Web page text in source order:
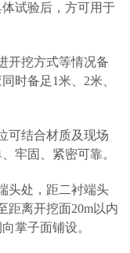
试验后，方可用于
开挖方式等情况备
时备足1米、2米、
可结合材质及现场
牢固、紧密可靠。
头处，距二衬端头
距离开挖面20m以内
掌子面铺设。